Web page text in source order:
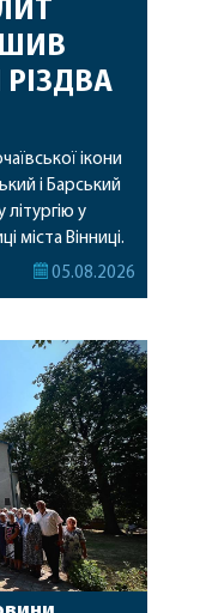
РІЗДВА
ікони
і Барський
у
міста Вінниці.
підносилися
воїнів, які
05.08.2026